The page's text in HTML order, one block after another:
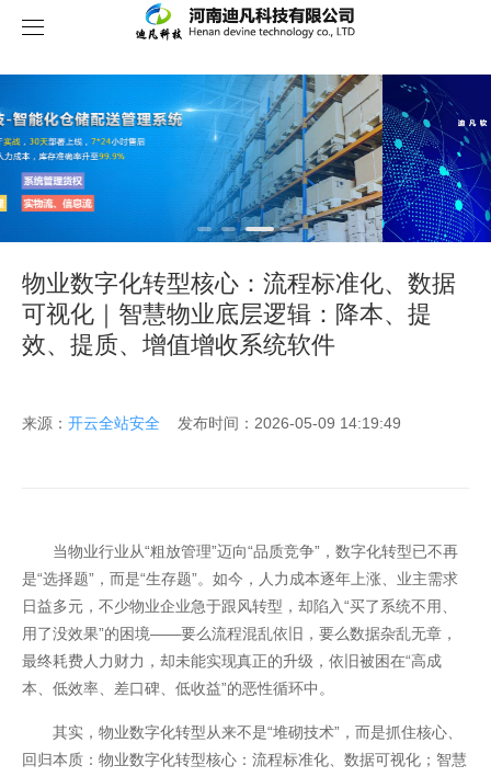
开云全站
物业数字化转型核心：流程标准化、数据
可视化｜智慧物业底层逻辑：降本、提
效、提质、增值增收系统软件
来源： 开云全站安全 发布时间：2026-05-09 14:19:49
当物业行业从“粗放管理”迈向“品质竞争”，数字化转型已不再
是“选择题”，而是“生存题”。如今，人力成本逐年上涨、业主需求
日益多元，不少物业企业急于跟风转型，却陷入“买了系统不用、
用了没效果”的困境——要么流程混乱依旧，要么数据杂乱无章，
最终耗费人力财力，却未能实现真正的升级，依旧被困在“高成
本、低效率、差口碑、低收益”的恶性循环中。
其实，物业数字化转型从来不是“堆砌技术”，而是抓住核心、
回归本质：物业数字化转型核心：流程标准化、数据可视化；智慧